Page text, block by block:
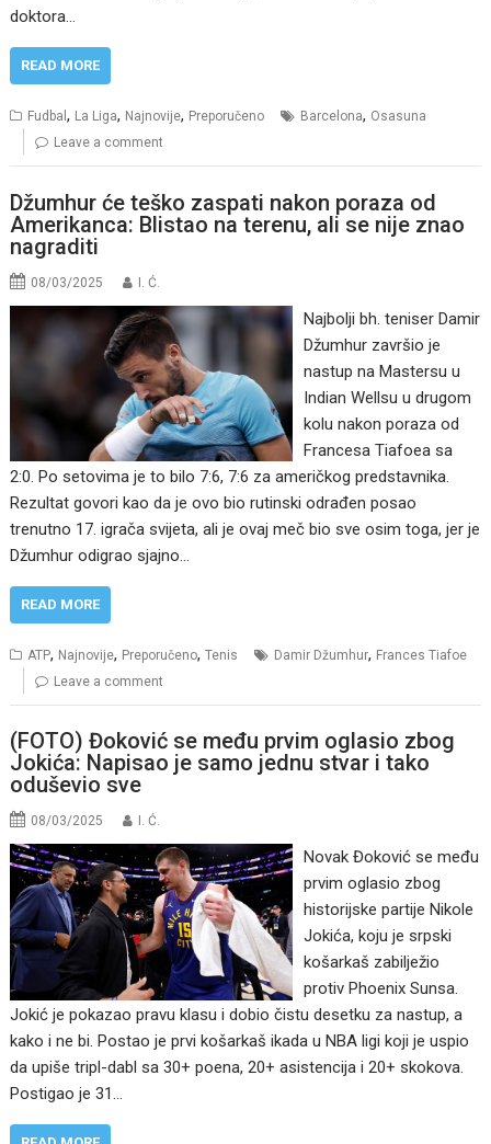
doktora…
READ MORE
Fudbal, La Liga, Najnovije, Preporučeno Barcelona, Osasuna
Leave a comment
Džumhur će teško zaspati nakon poraza od
Amerikanca: Blistao na terenu, ali se nije znao
nagraditi
08/03/2025 I. Ć.
Najbolji bh. teniser Damir
Džumhur završio je
nastup na Mastersu u
Indian Wellsu u drugom
kolu nakon poraza od
Francesa Tiafoea sa
2:0. Po setovima je to bilo 7:6, 7:6 za američkog predstavnika.
Rezultat govori kao da je ovo bio rutinski odrađen posao
trenutno 17. igrača svijeta, ali je ovaj meč bio sve osim toga, jer je
Džumhur odigrao sjajno…
READ MORE
ATP, Najnovije, Preporučeno,Tenis Damir Džumhur, Frances Tiafoe
Leave a comment
(FOTO) Đoković se među prvim oglasio zbog
Jokića: Napisao je samo jednu stvar i tako
oduševio sve
08/03/2025 I. Ć.
Novak Đoković se među
prvim oglasio zbog
historijske partije Nikole
Jokića, koju je srpski
košarkaš zabilježio
protiv Phoenix Sunsa.
Jokić je pokazao pravu klasu i dobio čistu desetku za nastup, a
kako i ne bi. Postao je prvi košarkaš ikada u NBA ligi koji je uspio
da upiše tripl-dabl sa 30+ poena, 20+ asistencija i 20+ skokova.
Postigao je 31…